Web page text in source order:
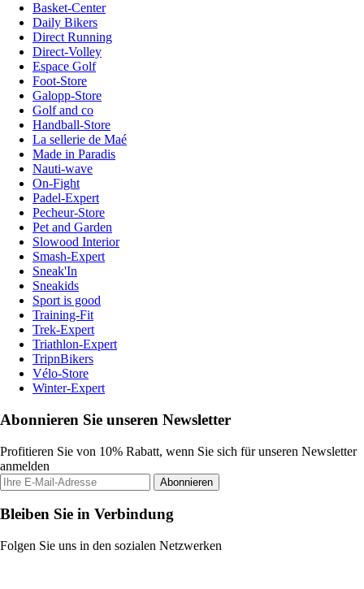
Basket-Center
Daily Bikers
Direct Running
Direct-Volley
Espace Golf
Foot-Store
Galopp-Store
Golf and co
Handball-Store
La sellerie de Maé
Made in Paradis
Nauti-wave
On-Fight
Padel-Expert
Pecheur-Store
Pet and Garden
Slowood Interior
Smash-Expert
Sneak'In
Sneakids
Sport is good
Training-Fit
Trek-Expert
Triathlon-Expert
TripnBikers
Vélo-Store
Winter-Expert
Abonnieren Sie unseren Newsletter
Profitieren Sie von 10% Rabatt, wenn Sie sich für unseren Newsletter
anmelden
Abonnieren
Bleiben Sie in Verbindung
Folgen Sie uns in den sozialen Netzwerken